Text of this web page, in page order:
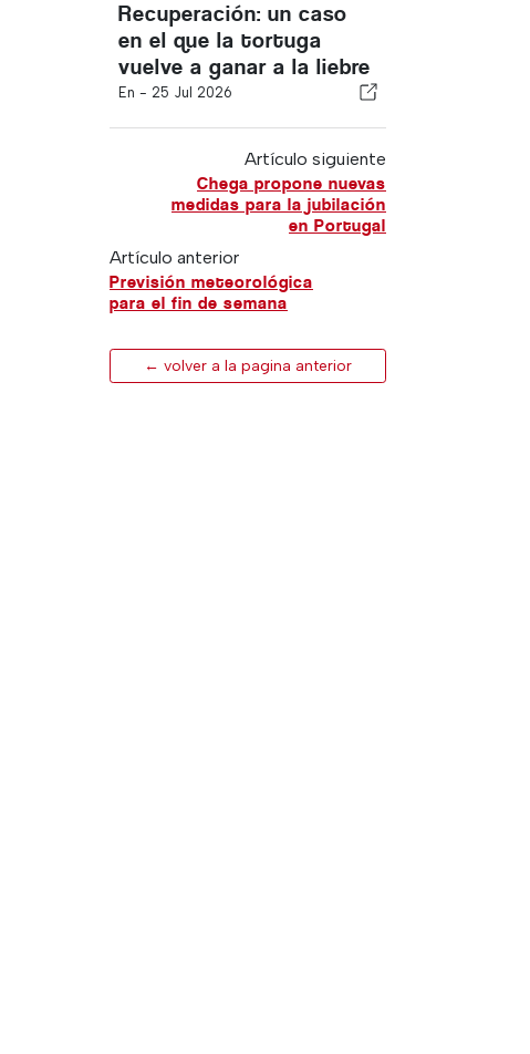
Recuperación: un caso
en el que la tortuga
vuelve a ganar a la liebre
En - 25 Jul 2026
Artículo siguiente
Chega propone nuevas
medidas para la jubilación
en Portugal
Artículo anterior
Previsión meteorológica
para el fin de semana
← volver a la pagina anterior